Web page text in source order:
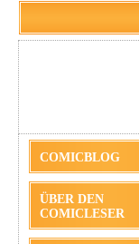
COMICBLOG
ÜBER DEN
COMICLESER